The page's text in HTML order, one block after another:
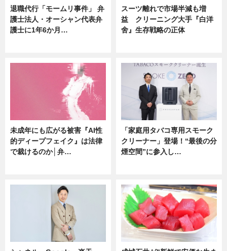
退職代行「モームリ事件」 弁
護士法人・オーシャン代表弁
護士に1年6か月…
スーツ離れで市場半減も増
益 クリーニング大手『白洋
舍』生存戦略の正体
未成年にも広がる被害『AI性
的ディープフェイク』は法律
で裁けるのか│弁…
「家庭用タバコ専用スモーク
クリーナー」登場！“最後の分
煙空間”に参入し…